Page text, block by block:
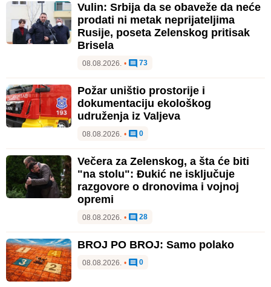
Vulin: Srbija da se obaveže da neće
prodati ni metak neprijateljima
Rusije, poseta Zelenskog pritisak
Brisela
08.08.2026. • 73
Požar uništio prostorije i
dokumentaciju ekološkog
udruženja iz Valjeva
08.08.2026. • 0
Večera za Zelenskog, a šta će biti
"na stolu": Đukić ne isključuje
razgovore o dronovima i vojnoj
opremi
08.08.2026. • 28
BROJ PO BROJ: Samo polako
08.08.2026. • 0